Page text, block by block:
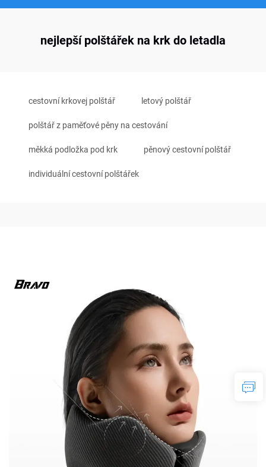
nejlepší polštářek na krk do letadla
cestovní krkovej polštář letový polštář
polštář z paměťové pěny na cestování
měkká podložka pod krk pěnový cestovní polštář
individuální cestovní polštářek